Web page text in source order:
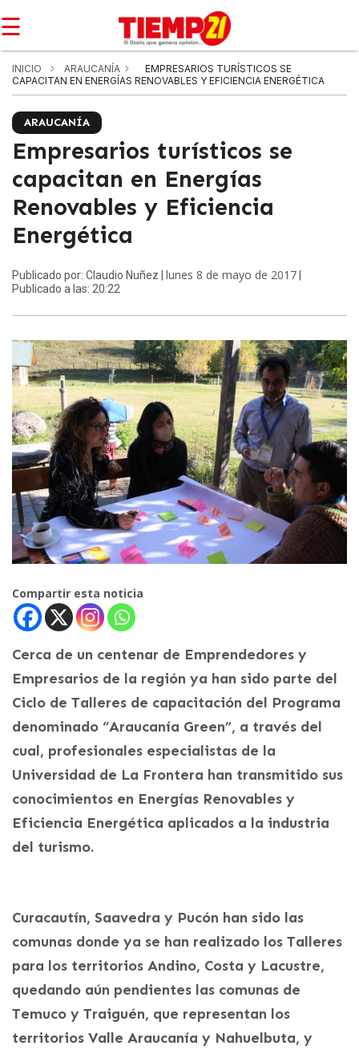
☰
INICIO ARAUCANÍA
EMPRESARIOS TURÍSTICOS SE
CAPACITAN EN ENERGÍAS RENOVABLES Y EFICIENCIA ENERGÉTICA
ARAUCANÍA
Empresarios turísticos se
capacitan en Energías
Renovables y Eficiencia
Energética
Publicado por: Claudio Nuñez | lunes 8 de mayo de 2017
Publicado a las: 20:22
Compartir esta noticia
Cerca de un centenar de Emprendedores y
Empresarios de la región ya han sido parte del
Ciclo de Talleres de capacitación del Programa
denominado “Araucanía Green”, a través del
cual, profesionales especialistas de la
Universidad de La Frontera han transmitido sus
conocimientos en Energías Renovables y
Eficiencia Energética aplicados a la industria
del turismo.
Curacautín, Saavedra y Pucón han sido las
comunas donde ya se han realizado los Talleres
para los territorios Andino, Costa y Lacustre,
quedando aún pendientes las comunas de
Temuco y Traiguén, que representan los
territorios Valle Araucanía y Nahuelbuta, y